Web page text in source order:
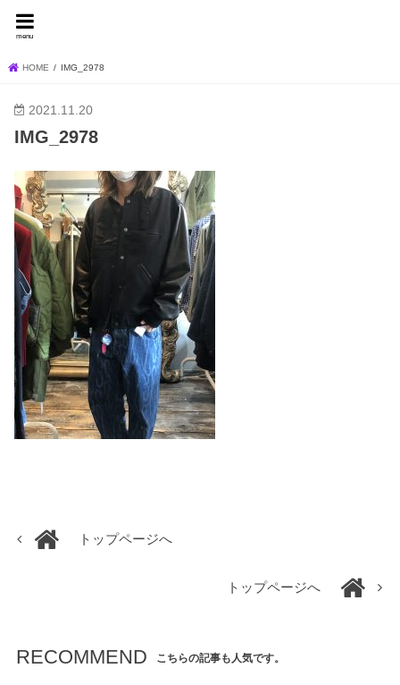
menu
HOME IMG_2978
2021.11.20
IMG_2978
トップページへ
トップページへ
RECOMMEND こちらの記事も人気です。